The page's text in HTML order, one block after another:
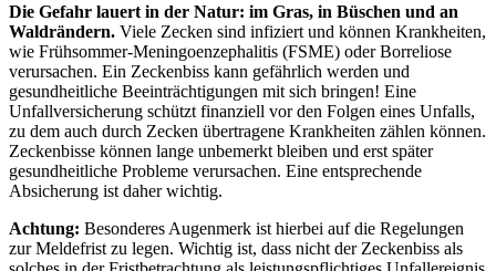
Die Gefahr lauert in der Natur: im Gras, in Büschen und an
Waldrändern. Viele Zecken sind infiziert und können Krankheiten,
wie Frühsommer-Meningoenzephalitis (FSME) oder Borreliose
verursachen. Ein Zeckenbiss kann gefährlich werden und
gesundheitliche Beeinträchtigungen mit sich bringen! Eine
Unfallversicherung schützt finanziell vor den Folgen eines Unfalls,
zu dem auch durch Zecken übertragene Krankheiten zählen können.
Zeckenbisse können lange unbemerkt bleiben und erst später
gesundheitliche Probleme verursachen. Eine entsprechende
Absicherung ist daher wichtig.
Achtung: Besonderes Augenmerk ist hierbei auf die Regelungen
zur Meldefrist zu legen. Wichtig ist, dass nicht der Zeckenbiss als